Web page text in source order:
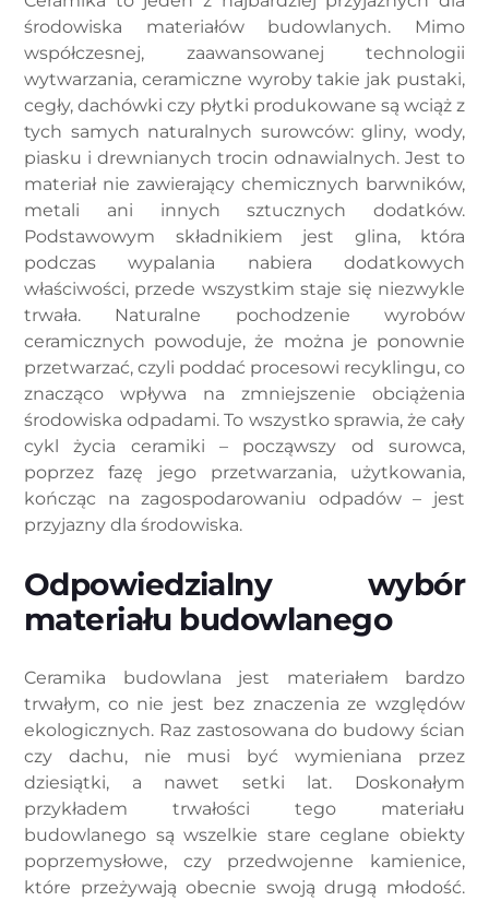
środowiska materiałów budowlanych. Mimo
współczesnej, zaawansowanej technologii
wytwarzania, ceramiczne wyroby takie jak pustaki,
cegły, dachówki czy płytki produkowane są wciąż z
tych samych naturalnych surowców: gliny, wody,
piasku i drewnianych trocin odnawialnych. Jest to
materiał nie zawierający chemicznych barwników,
metali ani innych sztucznych dodatków.
Podstawowym składnikiem jest glina, która
podczas wypalania nabiera dodatkowych
właściwości, przede wszystkim staje się niezwykle
trwała. Naturalne pochodzenie wyrobów
ceramicznych powoduje, że można je ponownie
przetwarzać, czyli poddać procesowi recyklingu, co
znacząco wpływa na zmniejszenie obciążenia
środowiska odpadami. To wszystko sprawia, że cały
cykl życia ceramiki – począwszy od surowca,
poprzez fazę jego przetwarzania, użytkowania,
kończąc na zagospodarowaniu odpadów – jest
przyjazny dla środowiska.
Odpowiedzialny wybór
materiału budowlanego
Ceramika budowlana jest materiałem bardzo
trwałym, co nie jest bez znaczenia ze względów
ekologicznych. Raz zastosowana do budowy ścian
czy dachu, nie musi być wymieniana przez
dziesiątki, a nawet setki lat. Doskonałym
przykładem trwałości tego materiału
budowlanego są wszelkie stare ceglane obiekty
poprzemysłowe, czy przedwojenne kamienice,
które przeżywają obecnie swoją drugą młodość.